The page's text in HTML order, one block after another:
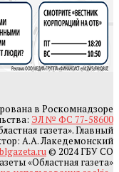
в Роскомнадзоре
ЭЛ № ФС 77-58600
газета». Главный
А.А. Лакедемонский
© 2024 ГБУ СО
«Областная газета»